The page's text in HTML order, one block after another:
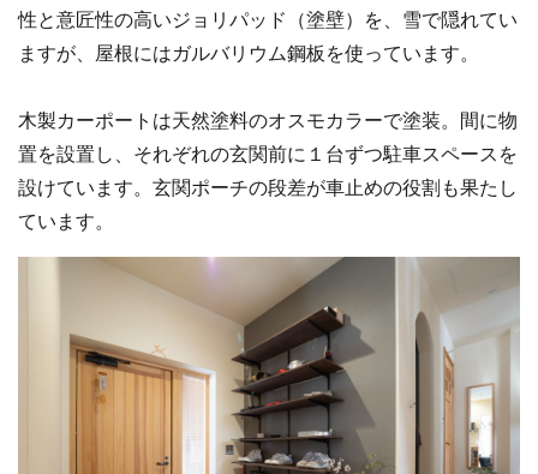
性と意匠性の高いジョリパッド（塗壁）を、雪で隠れてい
ますが、屋根にはガルバリウム鋼板を使っています。
木製カーポートは天然塗料のオスモカラーで塗装。間に物
置を設置し、それぞれの玄関前に１台ずつ駐車スペースを
設けています。玄関ポーチの段差が車止めの役割も果たし
ています。